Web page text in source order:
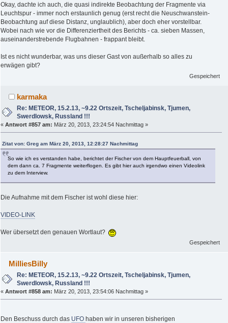
Okay, dachte ich auch, die quasi indirekte Beobachtung der Fragmente via
Leuchtspur - immer noch erstaunlich genug (erst recht die Neuschwanstein-
Beobachtung auf diese Distanz, unglaublich), aber doch eher vorstellbar.
Wobei nach wie vor die Differenziertheit des Berichts - ca. sieben Massen,
auseinanderstrebende Flugbahnen - frappant bleibt.
Ist es nicht wunderbar, was uns dieser Gast von außerhalb so alles zu
erwägen gibt?
Gespeichert
karmaka
Re: METEOR, 15.2.13, ~9.22 Ortszeit, Tscheljabinsk, Tjumen,
Swerdlowsk, Russland !!!
« Antwort #857 am: März 20, 2013, 23:24:54 Nachmittag »
Zitat von: Greg am März 20, 2013, 12:28:27 Nachmittag
So wie ich es verstanden habe, berichtet der Fischer von dem Hauptfeuerball, von
dem dann ca. 7 Fragmente weiterflogen. Es gibt hier auch irgendwo einen Videolink
zu dem Interview.
Die Aufnahme mit dem Fischer ist wohl diese hier:
VIDEO-LINK
Wer übersetzt den genauen Wortlaut?
Gespeichert
MilliesBilly
Re: METEOR, 15.2.13, ~9.22 Ortszeit, Tscheljabinsk, Tjumen,
Swerdlowsk, Russland !!!
« Antwort #858 am: März 20, 2013, 23:54:06 Nachmittag »
Den Beschuss durch das UFO haben wir in unseren bisherigen